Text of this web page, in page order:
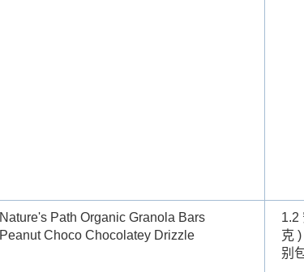
Nature's Path Organic Granola Bars
Peanut Choco Chocolatey Drizzle
1.2
克
别